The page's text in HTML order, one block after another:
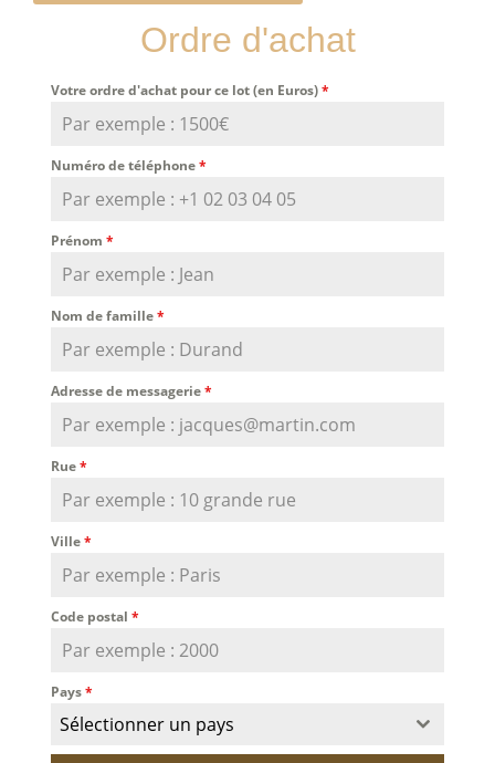
Ordre d'achat
Votre ordre d'achat pour ce lot (en Euros)*
Numéro de téléphone*
Prénom *
Nom de famille*
Adresse de messagerie*
Rue*
Ville*
Code postal *
Pays*
Sélectionner un pays